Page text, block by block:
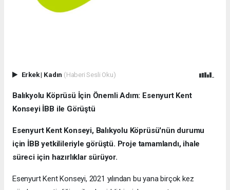
Erkek| Kadın (Haberi Sesli Oku)
Balıkyolu Köprüsü İçin Önemli Adım: Esenyurt Kent
Konseyi İBB ile Görüştü
Esenyurt Kent Konseyi, Balıkyolu Köprüsü'nün durumu
için İBB yetkilileriyle görüştü. Proje tamamlandı, ihale
süreci için hazırlıklar sürüyor.
Esenyurt Kent Konseyi, 2021 yılından bu yana birçok kez